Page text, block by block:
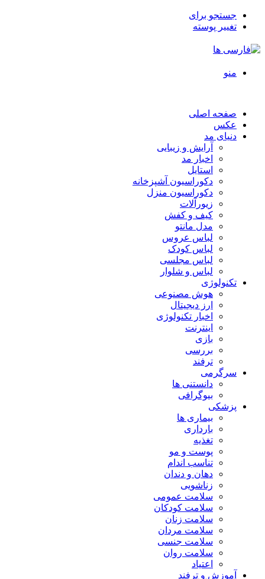
جستجو برای
تغییر پوسته
منو
صفحه اصلی
عکس
دنیای مد
آرایش و زیبایی
اخبار مد
استایل
دکوراسیون آشپزخانه
دکوراسیون منزل
زیورآلات
کیف و کفش
مدل مانتو
لباس عروس
لباس کودک
لباس مجلسی
لباس و شلوار
تکنولوژی
هوش مصنوعی
ارز دیجیتال
اخبار تکنولوژی
اینترنت
بازی
بررسی
ترفند
سرگرمی
دانستنی ها
بیوگرافی
پزشکی
بیماری ها
بارداری
تغذیه
پوست و مو
تناسب اندام
دهان و دندان
زناشویی
سلامت عمومی
سلامت کودکان
سلامت زنان
سلامت مردان
سلامت جنسی
سلامت روان
اعتیاد
آموزش و ترفند